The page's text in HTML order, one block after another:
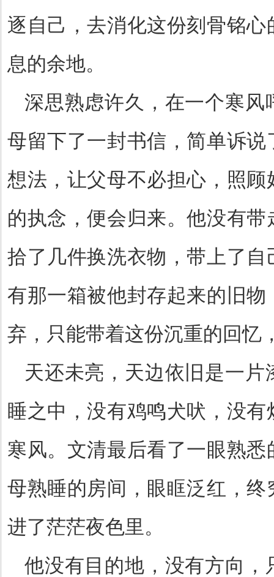
逐自己，去消化这份刻骨铭
息的余地。
深思熟虑许久，在一个寒风
母留下了一封书信，简单诉
想法，让父母不必担心，照
的执念，便会归来。他没有
拾了几件换洗衣物，带上了
有那一箱被他封存起来的旧
弃，只能带着这份沉重的回忆
天还未亮，天边依旧是一
睡之中，没有鸡鸣犬吠，没
寒风。文清最后看了一眼熟
母熟睡的房间，眼眶泛红，
进了茫茫夜色里。
他没有目的地，没有方向，